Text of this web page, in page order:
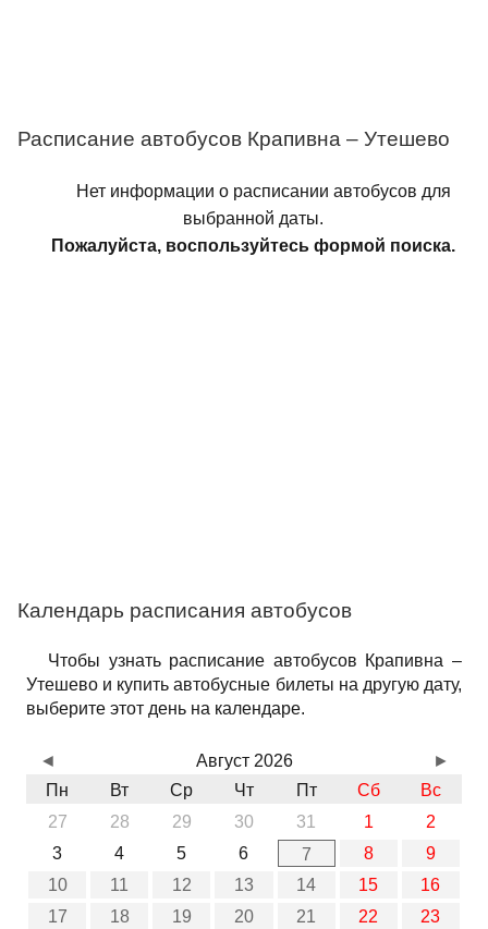
Расписание автобусов Крапивна – Утешево
Нет информации о расписании автобусов для
выбранной даты.
Пожалуйста, воспользуйтесь формой поиска.
Календарь расписания автобусов
Чтобы узнать расписание автобусов Крапивна –
Утешево и купить автобусные билеты на другую дату,
выберите этот день на календаре.
Август 2026
Пн
Вт Ср Чт Пт Сб
Вс
27
28 29 30 31 1
2
3
4 5 6 7 8
9
10
11 12 13 14 15
16
17
18 19 20 21 22
23
◄ ►